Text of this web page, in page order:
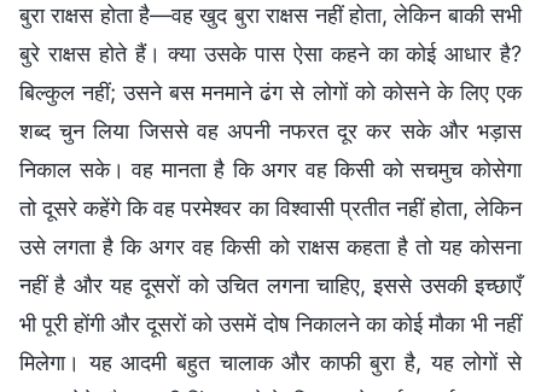
बुरा राक्षस होता है—वह खुद बुरा राक्षस नहीं होता, लेकिन बाकी सभी
बुरे राक्षस होते हैं। क्या उसके पास ऐसा कहने का कोई आधार है?
बिल्कुल नहीं; उसने बस मनमाने ढंग से लोगों को कोसने के लिए एक
शब्द चुन लिया जिससे वह अपनी नफरत दूर कर सके और भड़ास
निकाल सके। वह मानता है कि अगर वह किसी को सचमुच कोसेगा
तो दूसरे कहेंगे कि वह परमेश्वर का विश्वासी प्रतीत नहीं होता, लेकिन
उसे लगता है कि अगर वह किसी को राक्षस कहता है तो यह कोसना
नहीं है और यह दूसरों को उचित लगना चाहिए, इससे उसकी इच्छाएँ
भी पूरी होंगी और दूसरों को उसमें दोष निकालने का कोई मौका भी नहीं
मिलेगा। यह आदमी बहुत चालाक और काफी बुरा है, यह लोगों से